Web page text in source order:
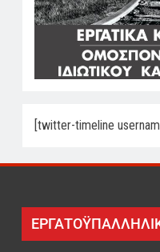
[twitter-timeline